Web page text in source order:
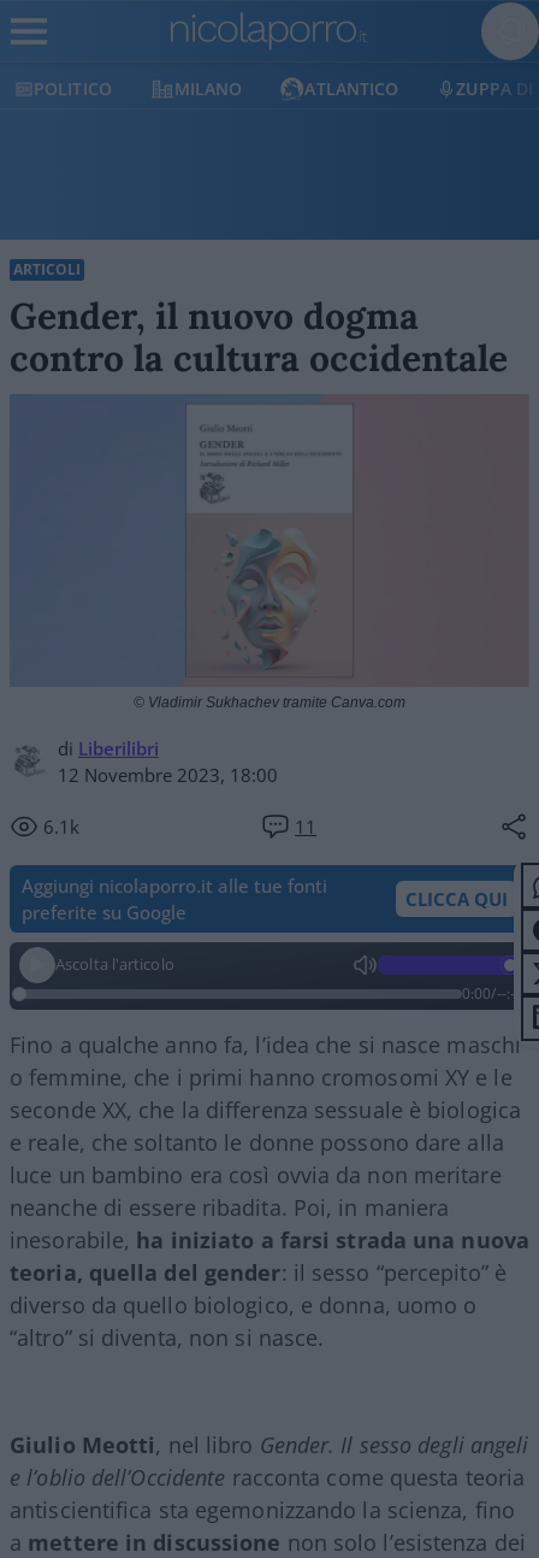
MILANO ATLANTICO ZUPPA DI PORRO
ARTICOLI
Gender, il nuovo dogma
contro la cultura occidentale
di Liberilibri
12 Novembre 2023, 18:00
6.1k 11
© Vladimir Sukhachev tramite Canva.com
Aggiungi nicolaporro.it alle tue fonti
preferite su Google
CLICCA QUI
Ascolta l'articolo
0:00/--:--
Fino a qualche anno fa, l’idea che si nasce maschi
o femmine, che i primi hanno cromosomi XY e le
seconde XX, che la differenza sessuale è biologica
e reale, che soltanto le donne possono dare alla
luce un bambino era così ovvia da non meritare
neanche di essere ribadita. Poi, in maniera
inesorabile, ha iniziato a farsi strada una nuova
teoria, quella del gender: il sesso “percepito” è
diverso da quello biologico, e donna, uomo o
“altro” si diventa, non si nasce.
Giulio Meotti, nel libro Gender. Il sesso degli angeli
e l’oblio dell’Occidente racconta come questa teoria
antiscientifica sta egemonizzando la scienza, fino
a mettere in discussione non solo l’esistenza dei